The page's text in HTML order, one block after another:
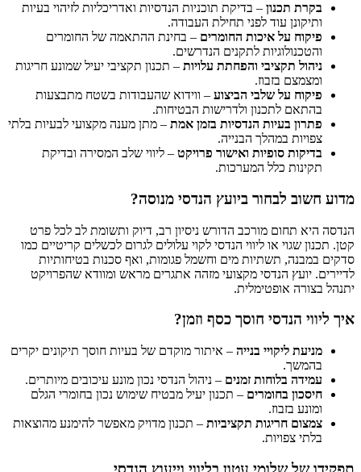
בקרת תכנון – בדיקת תוכניות הנדסיות ואדריכליות לזיהוי בעיות
ותיקונן עוד לפני תחילת העבודה.
פיקוח על איכות החומרים – בחינת ההתאמה של החומרים
והטכנולוגיות לתקנים הנדרשים.
ניהול תקציבי והפחתת עלויות – תכנון תקציבי יעיל שמונע חריגות
ומצמצם בזבוז.
פיקוח על שלבי הביצוע – ווידוא שהעבודות בשטח מתבצעות
בהתאם לתכנון ולדרישות הבטיחות.
פתרון בעיות הנדסיות בזמן אמת – מתן מענה מקצועי לבעיות בלתי
צפויות במהלך הבנייה.
בדיקות סופיות ואישור פרויקט – ליווי שלב המסירה ובדיקת
תקינות כלל המערכות.
מדוע חשוב לבחור ביועץ הנדסי מנוסה?
הנדסה היא תחום מורכב הדורש ניסיון רב, דיוק ותשומת לב לכל פרט
קטן. תכנון שגוי או ליווי הנדסי לקוי עלולים לגרום לכשלים קריטיים כמו
סדקים במבנה, תשתיות מים וחשמל פגומות, ואף סכנות בטיחותיות
לדיירים. יועץ הנדסי מקצועי מזהה אתגרים מראש ומוודא שהפרויקט
יתנהל בצורה אופטימלית.
איך ליווי הנדסי חוסך כסף וזמן?
מניעת ליקויי בנייה – איתור מוקדם של בעיות חוסך תיקונים יקרים
בהמשך.
עמידה בלוחות זמנים – ניהול הנדסי נכון מונע עיכובים מיותרים.
חיסכון בחומרים – תכנון יעיל מבטיח שימוש נכון בחומרי הגלם
ומונע בזבוז.
צמצום חריגות תקציביות – תכנון מדויק מאפשר להימנע מהוצאות
בלתי צפויות.